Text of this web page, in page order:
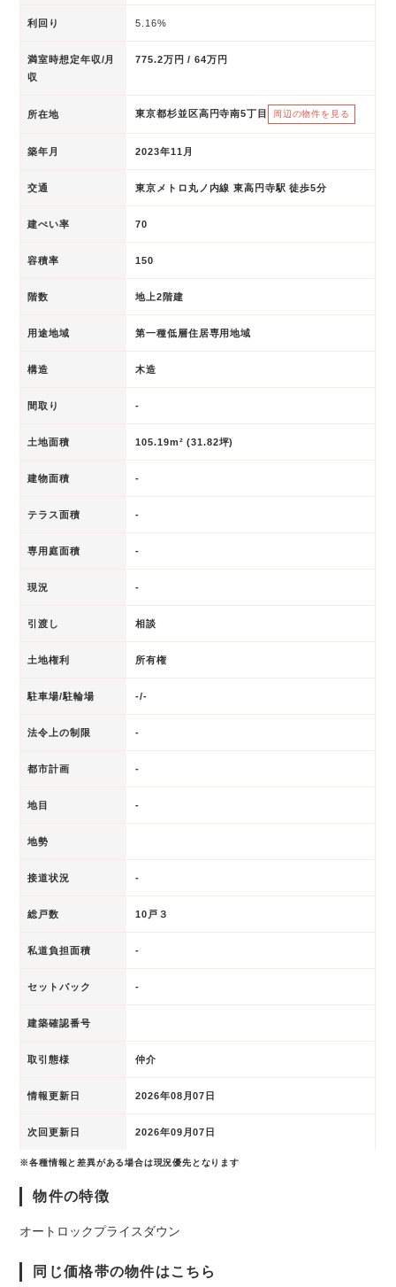
利回り 5.16%
満室時想定年収/月
収
775.2万円 / 64万円
所在地 東京都杉並区高円寺南5丁目 周辺の物件を見る
築年月 2023年11月
交通 東京メトロ丸ノ内線 東高円寺駅 徒歩5分
建ぺい率 70
容積率 150
階数 地上2階建
用途地域 第一種低層住居専用地域
構造 木造
間取り -
土地面積 105.19m² (31.82坪)
建物面積 -
テラス面積 -
専用庭面積 -
現況 -
引渡し 相談
土地権利 所有権
駐車場/駐輪場 -/-
法令上の制限 -
都市計画 -
地目 -
地勢
接道状況 -
総戸数 10戸３
私道負担面積 -
セットバック -
建築確認番号
取引態様 仲介
情報更新日 2026年08月07日
次回更新日 2026年09月07日
※各種情報と差異がある場合は現況優先となります
物件の特徴
オートロックプライスダウン
同じ価格帯の物件はこちら